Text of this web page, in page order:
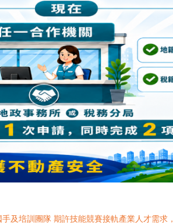
及培訓團隊 期許技能競賽接軌產業人才需求